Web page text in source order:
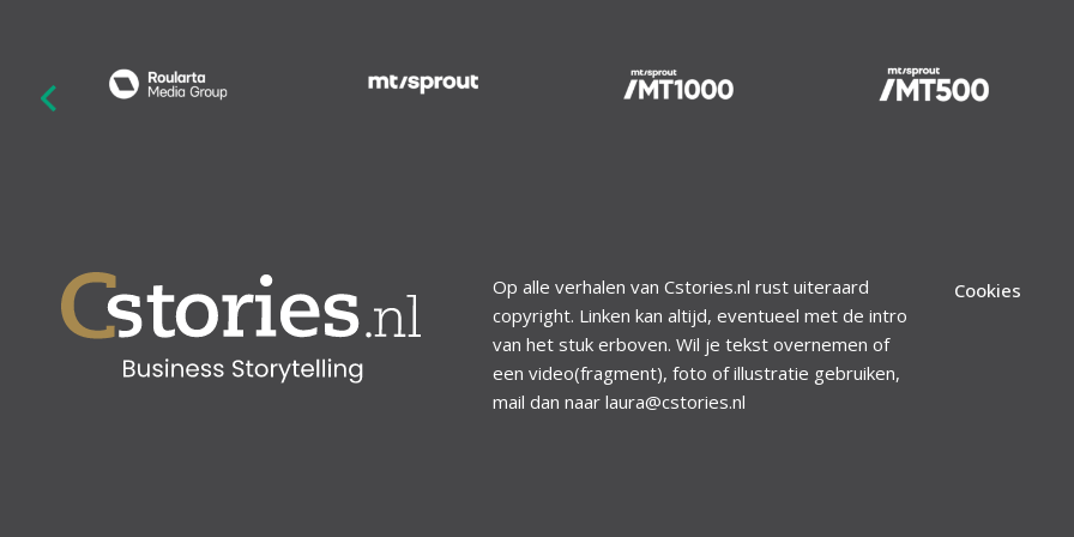
Op alle verhalen van Cstories.nl rust uiteraard
copyright. Linken kan altijd, eventueel met de intro
van het stuk erboven. Wil je tekst overnemen of
een video(fragment), foto of illustratie gebruiken,
mail dan naar laura@cstories.nl
Cookies